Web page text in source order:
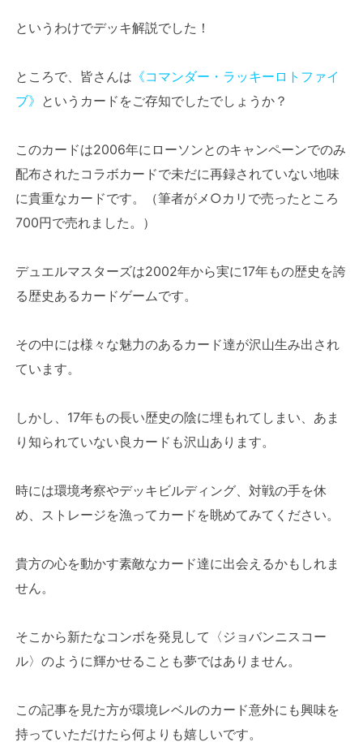
というわけでデッキ解説でした！
ところで、皆さんは 《コマンダー・ラッキーロトファイ
ブ》 というカードをご存知でしたでしょうか？
このカードは2006年にローソンとのキャンペーンでのみ
配布されたコラボカードで未だに再録されていない地味
に貴重なカードです。（筆者がメ○カリで売ったところ
700円で売れました。）
デュエルマスターズは2002年から実に17年もの歴史を誇
る歴史あるカードゲームです。
その中には様々な魅力のあるカード達が沢山生み出され
ています。
しかし、17年もの長い歴史の陰に埋もれてしまい、あま
り知られていない良カードも沢山あります。
時には環境考察やデッキビルディング、対戦の手を休
め、ストレージを漁ってカードを眺めてみてください。
貴方の心を動かす素敵なカード達に出会えるかもしれま
せん。
そこから新たなコンボを発見して〈ジョバンニスコー
ル〉のように輝かせることも夢ではありません。
この記事を見た方が環境レベルのカード意外にも興味を
持っていただけたら何よりも嬉しいです。